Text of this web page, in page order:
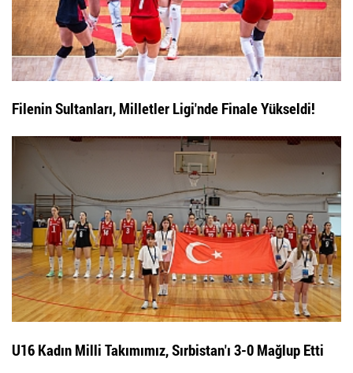
Filenin Sultanları, Milletler Ligi'nde Finale Yükseldi!
U16 Kadın Milli Takımımız, Sırbistan'ı 3-0 Mağlup Etti